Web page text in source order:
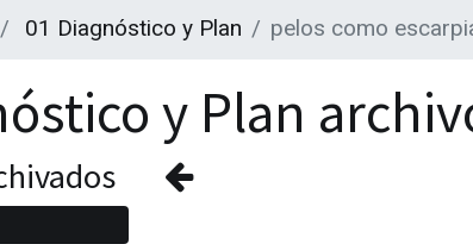
01 Diagnóstico y Plan pelos como
y Plan